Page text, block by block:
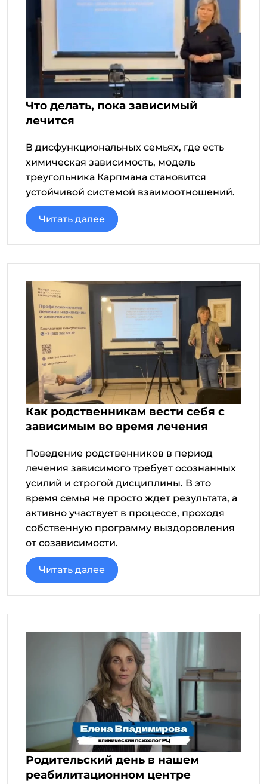
Что делать, пока зависимый
лечится
В дисфункциональных семьях, где есть
химическая зависимость, модель
треугольника Карпмана становится
устойчивой системой взаимоотношений.
Читать далее
Как родственникам вести себя с
зависимым во время лечения
Поведение родственников в период
лечения зависимого требует осознанных
усилий и строгой дисциплины. В это
время семья не просто ждет результата, а
активно участвует в процессе, проходя
собственную программу выздоровления
от созависимости.
Читать далее
Родительский день в нашем
реабилитационном центре